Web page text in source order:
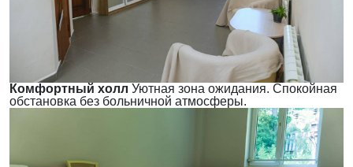
Комфортный холл Уютная зона ожидания. Спокойная
обстановка без больничной атмосферы.